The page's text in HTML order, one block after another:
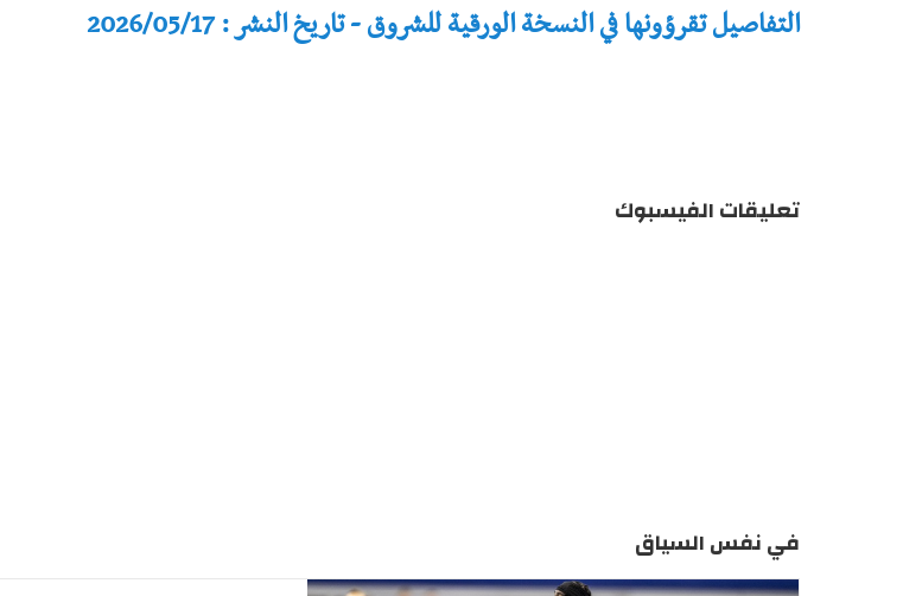
التفاصيل تقرؤونها في النسخة الورقية للشروق - تاريخ النشر : 2026/05/17
تعليقات الفيسبوك
في نفس السياق